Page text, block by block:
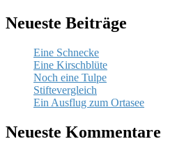
Neueste Beiträge
Eine Schnecke
Eine Kirschblüte
Noch eine Tulpe
Stiftevergleich
Ein Ausflug zum Ortasee
Neueste Kommentare